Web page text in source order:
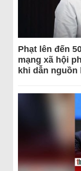
Phạt lên đến
mạng xã hội
khi dẫn nguồn